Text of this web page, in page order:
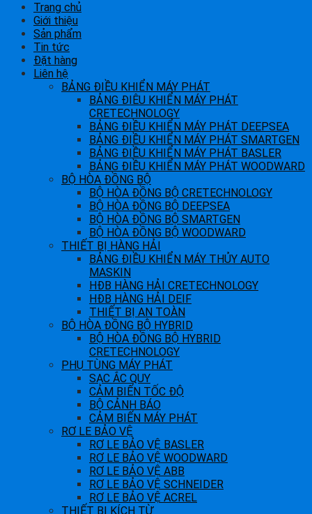
Trang chủ
Giới thiệu
Sản phẩm
Tin tức
Đặt hàng
Liên hệ
BẢNG ĐIỀU KHIỂN MÁY PHÁT
BẢNG ĐIÊU KHIỂN MÁY PHÁT
CRETECHNOLOGY
BẢNG ĐIỀU KHIỂN MÁY PHÁT DEEPSEA
BẢNG ĐIỀU KHIỂN MÁY PHÁT SMARTGEN
BẢNG ĐIỀU KHIỂN MÁY PHÁT BASLER
BẢNG ĐIỀU KHIỂN MÁY PHÁT WOODWARD
BỘ HÒA ĐỒNG BỘ
BỘ HÒA ĐỒNG BỘ CRETECHNOLOGY
BỘ HÒA ĐỒNG BỘ DEEPSEA
BỘ HÒA ĐỒNG BỘ SMARTGEN
BỘ HÒA ĐỒNG BỘ WOODWARD
THIẾT BỊ HÀNG HẢI
BẢNG ĐIỀU KHIỂN MÁY THỦY AUTO
MASKIN
HĐB HÀNG HẢI CRETECHNOLOGY
HĐB HÀNG HẢI DEIF
THIẾT BỊ AN TOÀN
BỘ HÒA ĐỒNG BỘ HYBRID
BỘ HÒA ĐỒNG BỘ HYBRID
CRETECHNOLOGY
PHỤ TÙNG MÁY PHÁT
SẠC ẮC QUY
CẢM BIẾN TỐC ĐỘ
BỘ CẢNH BÁO
CẢM BIẾN MÁY PHÁT
RƠ LE BẢO VỆ
RƠ LE BẢO VỆ BASLER
RƠ LE BẢO VỆ WOODWARD
RƠ LE BẢO VỆ ABB
RƠ LE BẢO VỆ SCHNEIDER
RƠ LE BẢO VỆ ACREL
THIẾT BỊ KÍCH TỪ